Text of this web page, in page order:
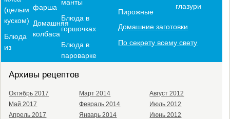
(целым
куском)
Блюда
из
фарша
Домашняя
колбаса
манты
Блюда в
горшочках
Блюда в
пароварке
Пирожные
глазури
Домашние заготовки
По секрету всему свету
Архивы рецептов
Октябрь 2017
Май 2017
Апрель 2017
Март 2014
Февраль 2014
Январь 2014
Август 2012
Июль 2012
Июнь 2012